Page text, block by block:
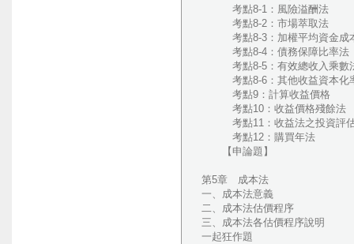
考點8-1：風險溢酬法
考點8-2：市場萃取法
考點8-3：加權平均資金成
考點8-4：債務保障比率法
考點8-5：有效總收入乘數
考點8-6：其他收益資本化
考點9：計算收益價格
考點10：收益價格殘餘法
考點11：收益法之投資評
考點12：購買年法
【申論題】
第5章 成本法
一、成本法意義
二、成本法估價程序
三、成本法各估價程序說明
一起狂作題